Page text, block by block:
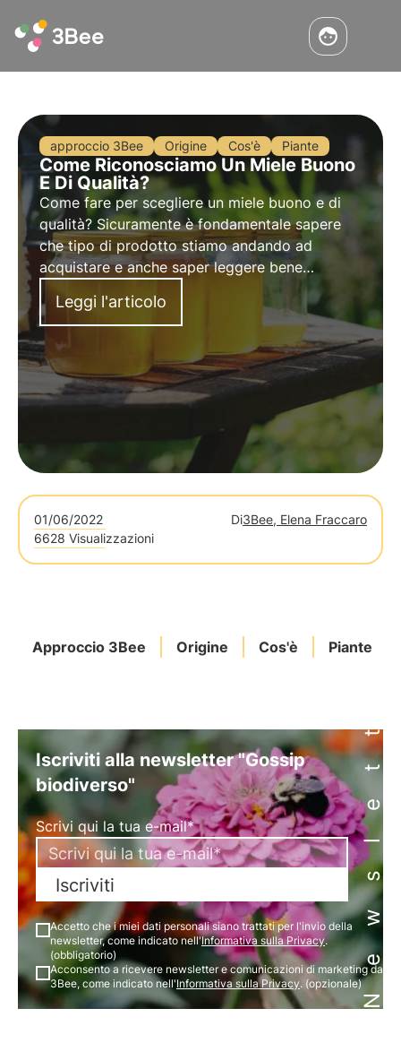
approccio 3Bee Origine Cos'è Piante
Come Riconosciamo Un Miele Buono
E Di Qualità?
Come fare per scegliere un miele buono e di
qualità? Sicuramente è fondamentale sapere
che tipo di prodotto stiamo andando ad
acquistare e anche saper leggere bene
l’etichetta. Ma come riconoscerlo e scegliere
miele genuino?
Leggi l'articolo
01/06/2022 Di3Bee, Elena Fraccaro
6628 Visualizzazioni
Approccio 3Bee Origine Cos'è PianteNewsletter
Iscriviti alla newsletter "Gossip
biodiverso"
Scrivi qui la tua e-mail*
Iscriviti
Accetto che i miei dati personali siano trattati per l'invio della
newsletter, come indicato nell'Informativa sulla Privacy.
(obbligatorio)
Acconsento a ricevere newsletter e comunicazioni di marketing da
3Bee, come indicato nell'Informativa sulla Privacy. (opzionale)